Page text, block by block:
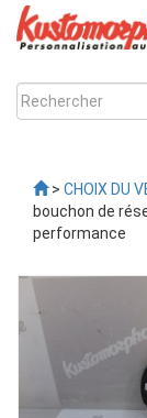
> CHOIX DU
bouchon de
performance